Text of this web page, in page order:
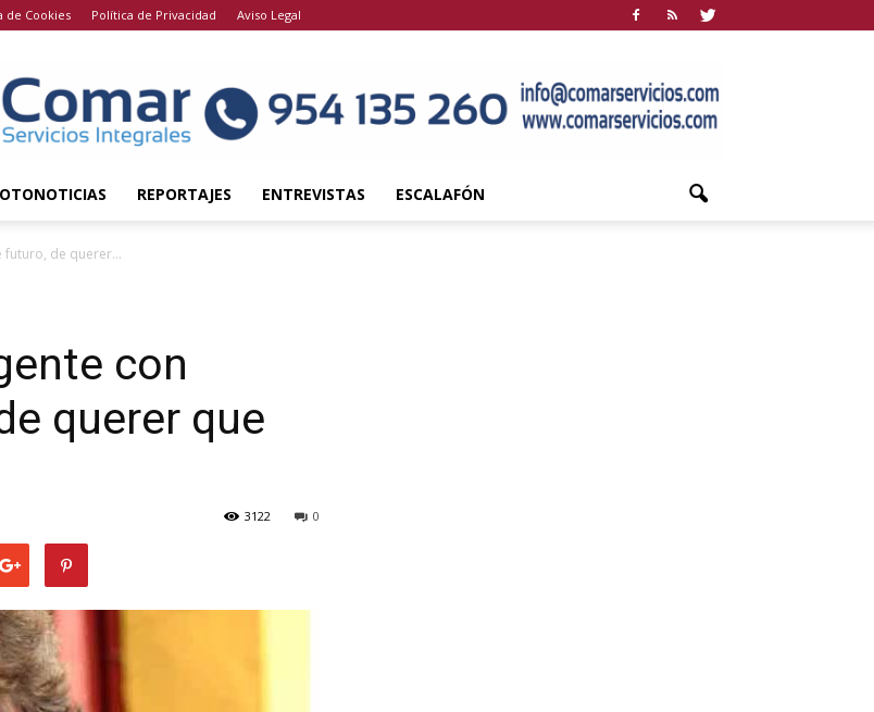
de Cookies Política de Privacidad Aviso Legal
REPORTAJES ENTREVISTAS ESCALAFÓN
futuro, de querer...
con
querer que
0
3122